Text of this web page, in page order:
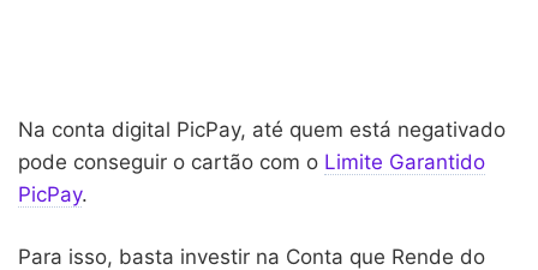
Na conta digital PicPay, até quem está negativado
pode conseguir o cartão com o Limite Garantido
PicPay.
Para isso, basta investir na Conta que Rende do